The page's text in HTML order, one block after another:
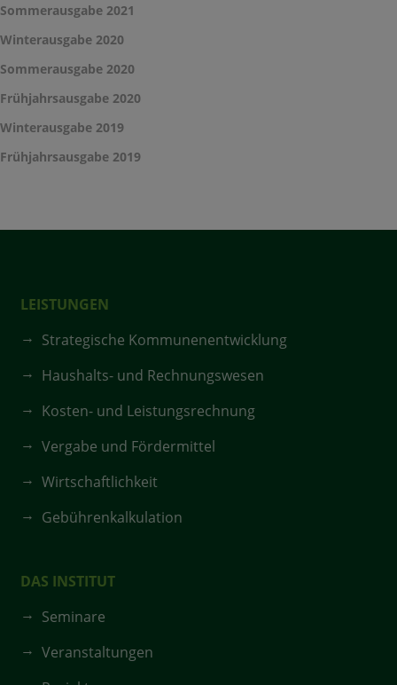
Sommerausgabe 2021
Winterausgabe 2020
Sommerausgabe 2020
Frühjahrsausgabe 2020
Winterausgabe 2019
Frühjahrsausgabe 2019
LEISTUNGEN
Strategische Kommunenentwicklung
Haushalts- und Rechnungswesen
Kosten- und Leistungsrechnung
Vergabe und Fördermittel
Wirtschaftlichkeit
Gebührenkalkulation
DAS INSTITUT
Seminare
Veranstaltungen